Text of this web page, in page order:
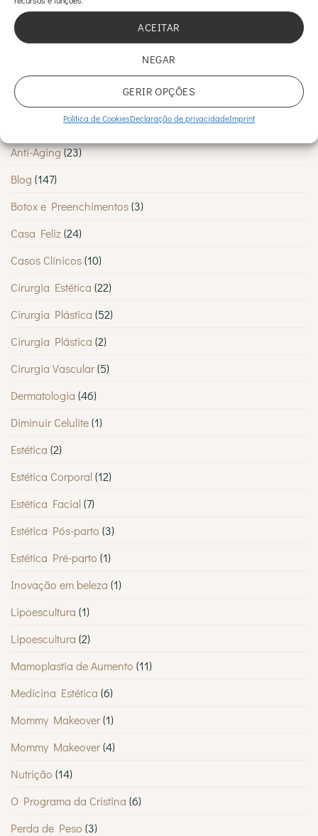
ACEITAR
NEGAR
GERIR OPÇÕES
Política de CookiesDeclaração de privacidadeImprint
MyMoment
é
Sandra Charreu
suas dores
CATEGORIAS
Abdominoplastia(1)
Anti-Aging(23)
Blog (147)
Botox e Preenchimentos(3)
Casa Feliz (24)
Casos Clínicos(10)
Cirurgia Estética (22)
Cirurgia Plástica (52)
Cirurgia Plástica (2)
Cirurgia Vascular(5)
Dermatologia (46)
Diminuir Celulite(1)
Estética (2)
Estética Corporal(12)
Estética Facial(7)
Estética Pós-parto (3)
Estética Pré-parto (1)
Inovação em beleza (1)
Lipoescultura (1)
Lipoescultura (2)
Mamoplastia de Aumento (11)
Medicina Estética (6)
Mommy Makeover(1)
Mommy Makeover(4)
Nutrição (14)
O Programa da Cristina (6)
Perda de Peso (3)